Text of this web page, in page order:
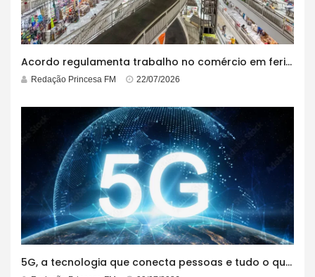
Acordo regulamenta trabalho no comércio em feriados
Redação Princesa FM 22/07/2026
5G, a tecnologia que conecta pessoas e tudo o que está ao redor